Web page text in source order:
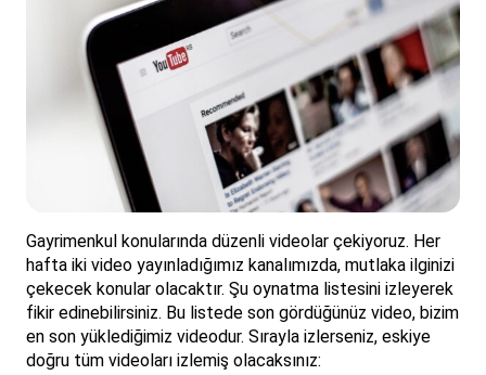
Gayrimenkul konularında düzenli videolar çekiyoruz. Her
hafta iki video yayınladığımız kanalımızda, mutlaka ilginizi
çekecek konular olacaktır. Şu oynatma listesini izleyerek
fikir edinebilirsiniz. Bu listede son gördüğünüz video, bizim
en son yüklediğimiz videodur. Sırayla izlerseniz, eskiye
doğru tüm videoları izlemiş olacaksınız: